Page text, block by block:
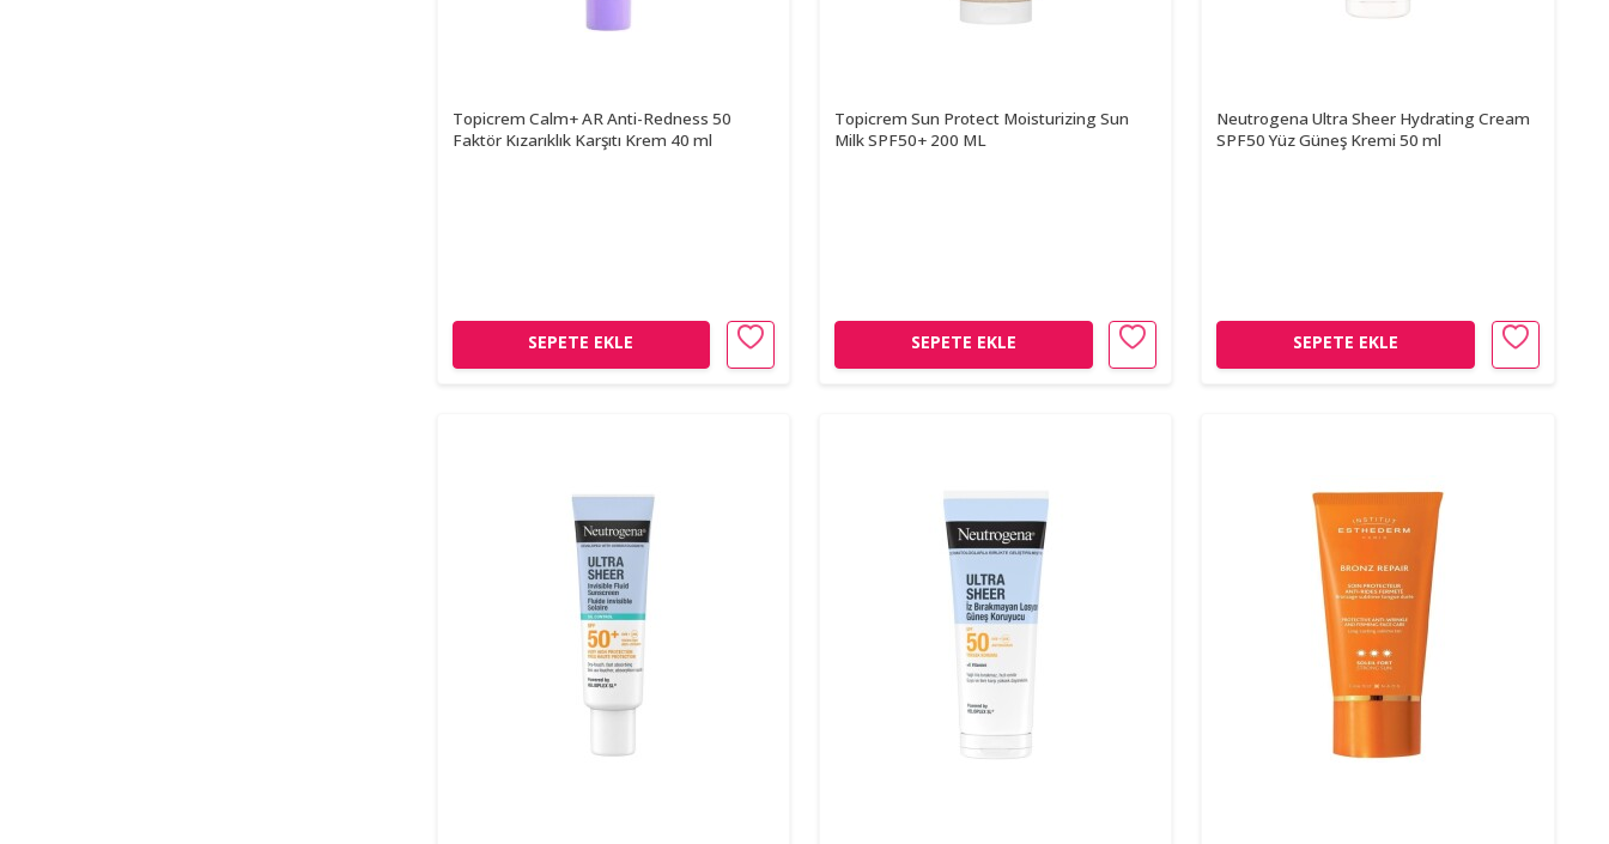
Topicrem Calm+ AR Anti-Redness 50
Faktör Kızarıklık Karşıtı Krem 40 ml
SEPETE EKLE
Topicrem Sun Protect Moisturizing Sun
Milk SPF50+ 200 ML
SEPETE EKLE
Neutrogena Ultra Sheer Hydrating Cream
SPF50 Yüz Güneş Kremi 50 ml
SEPETE EKLE